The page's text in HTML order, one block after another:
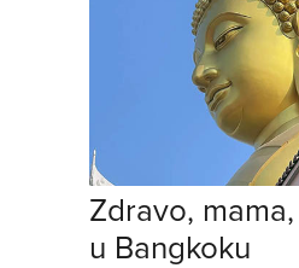
Zdravo,
u Bangkoku